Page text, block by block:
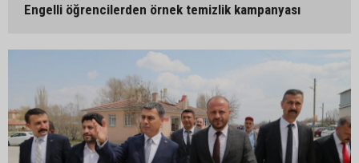
Engelli öğrencilerden örnek temizlik kampanyası